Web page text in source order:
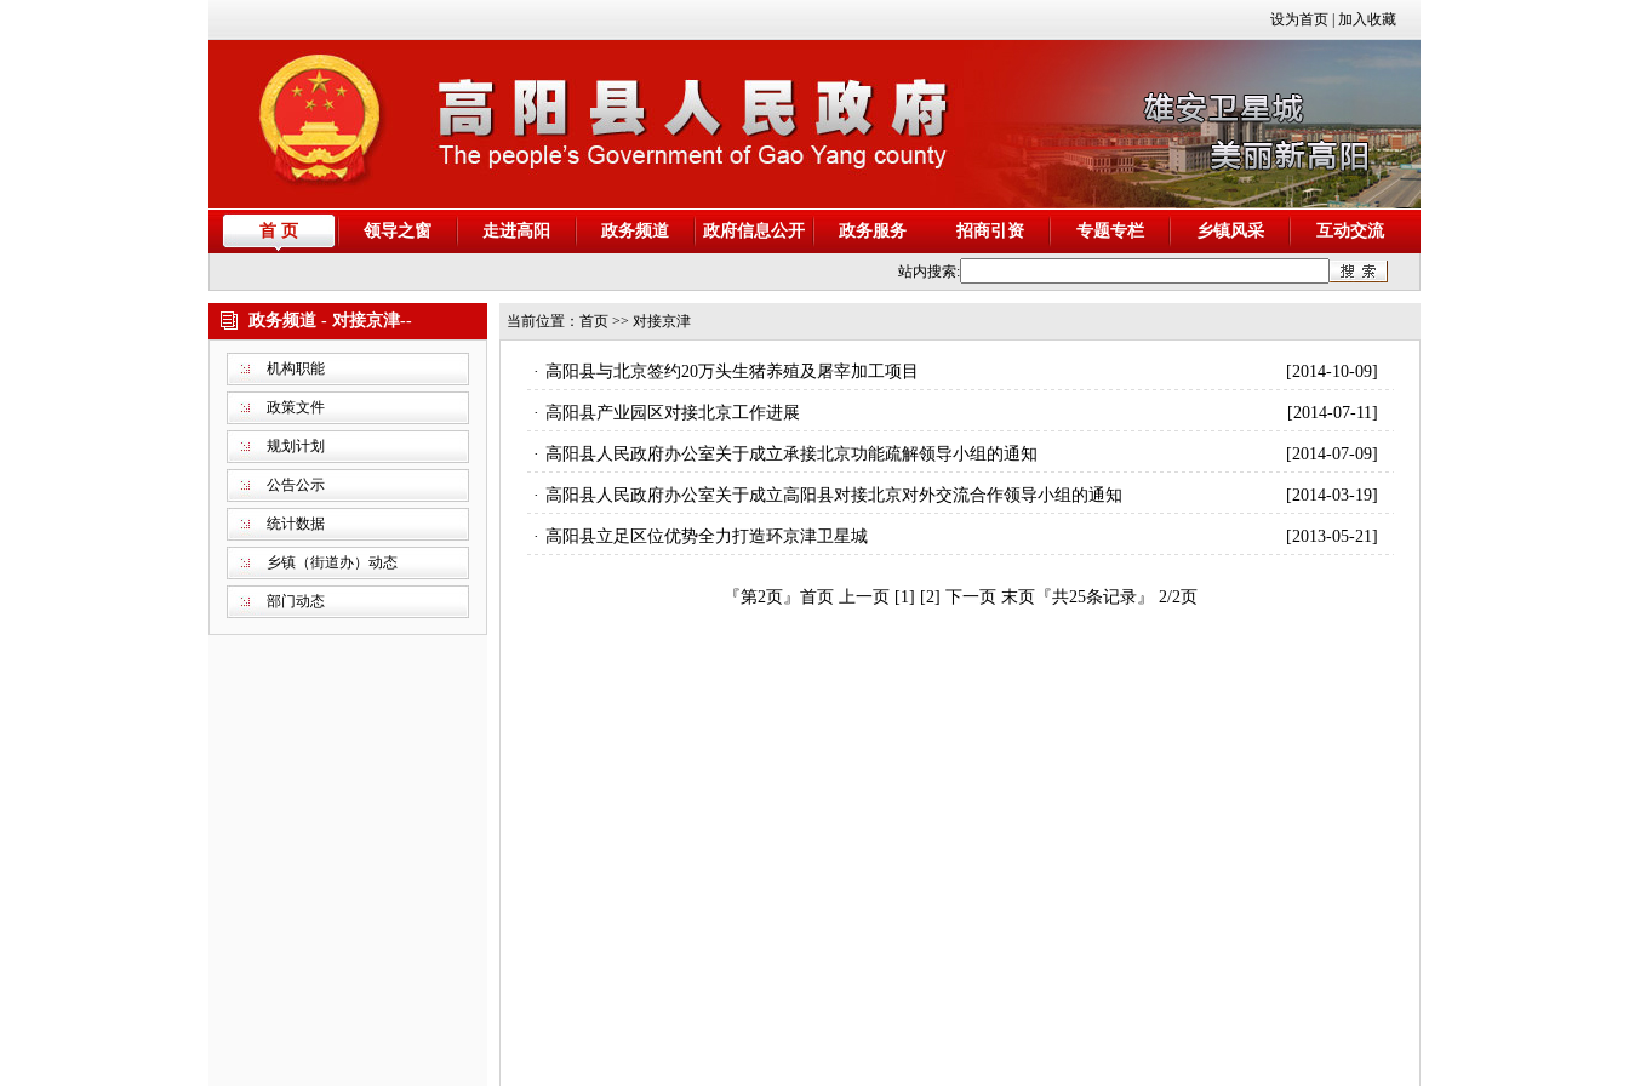
设为首页 加入收藏
首 页 领导之窗 走进高阳 政务频道 政府信息公开 政务服务 招商引资 专题专栏 乡镇风采 互动交流
站内搜索:
政务频道 - 对接京津--
机构职能
政策文件
规划计划
公告公示
统计数据
乡镇（街道办）动态
部门动态
当前位置： 首页 >> 对接京津
· 高阳县与北京签约20万头生猪养殖及屠宰加工项目 [2014-10-09]
· 高阳县产业园区对接北京工作进展 [2014-07-11]
· 高阳县人民政府办公室关于成立承接北京功能疏解领导小组的通知 [2014-07-09]
· 高阳县人民政府办公室关于成立高阳县对接北京对外交流合作领导小组的通知 [2014-03-19]
· 高阳县立足区位优势全力打造环京津卫星城 [2013-05-21]
『第2页』 首页 上一页 [1] [2] 下一页 末页『共25条记录』 2/2页